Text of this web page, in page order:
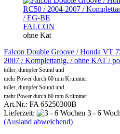
FALCON
ohne Kat
Falcon Double Groove / Honda VT
2007 / Komplettanlg. / ohne KAT /
toller, dumpfer Sound und
mehr Power durch 60 mm Krümmer
toller, dumpfer Sound und
mehr Power durch 60 mm Krümmer
Art.Nr.: FA 65250300B
Lieferzeit:
3 - 6
(Ausland abweichend)